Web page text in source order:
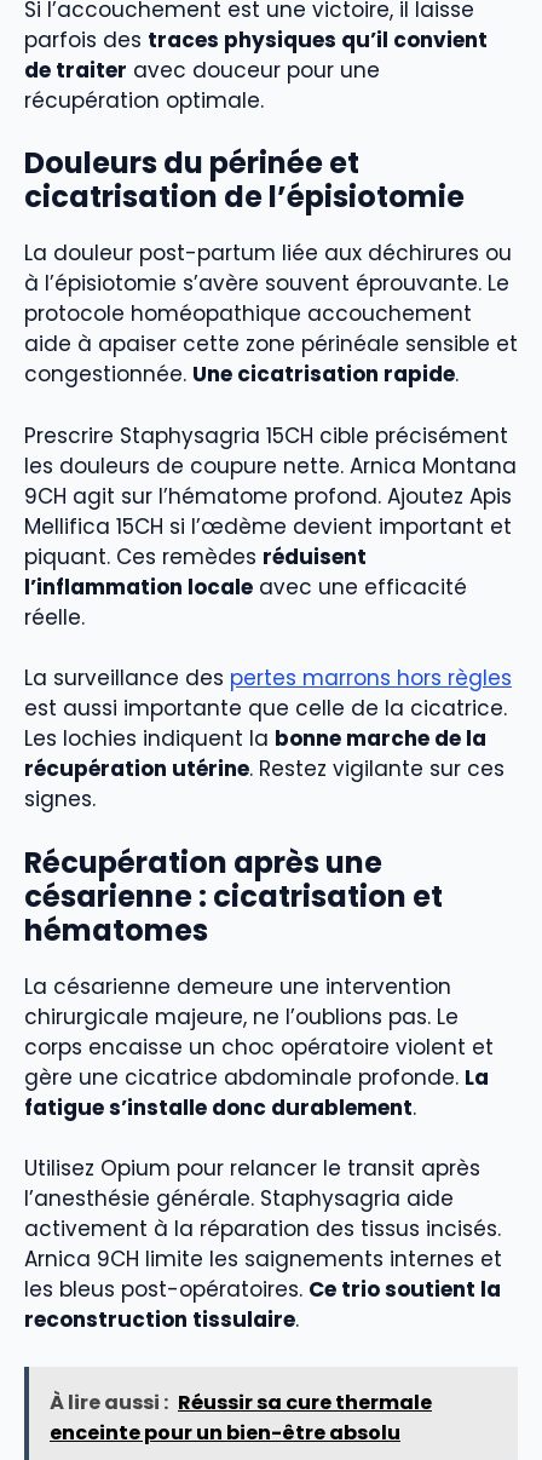
Si l’accouchement est une victoire, il laisse
parfois des traces physiques qu’il convient
de traiter avec douceur pour une
récupération optimale.
Douleurs du périnée et
cicatrisation de l’épisiotomie
La douleur post-partum liée aux déchirures ou
à l’épisiotomie s’avère souvent éprouvante. Le
protocole homéopathique accouchement
aide à apaiser cette zone périnéale sensible et
congestionnée. Une cicatrisation rapide.
Prescrire Staphysagria 15CH cible précisément
les douleurs de coupure nette. Arnica Montana
9CH agit sur l’hématome profond. Ajoutez Apis
Mellifica 15CH si l’œdème devient important et
piquant. Ces remèdes réduisent
l’inflammation locale avec une efficacité
réelle.
La surveillance des pertes marrons hors règles
est aussi importante que celle de la cicatrice.
Les lochies indiquent la bonne marche de la
récupération utérine. Restez vigilante sur ces
signes.
Récupération après une
césarienne : cicatrisation et
hématomes
La césarienne demeure une intervention
chirurgicale majeure, ne l’oublions pas. Le
corps encaisse un choc opératoire violent et
gère une cicatrice abdominale profonde. La
fatigue s’installe donc durablement.
Utilisez Opium pour relancer le transit après
l’anesthésie générale. Staphysagria aide
activement à la réparation des tissus incisés.
Arnica 9CH limite les saignements internes et
les bleus post-opératoires. Ce trio soutient la
reconstruction tissulaire.
À lire aussi : Réussir sa cure thermale
enceinte pour un bien-être absolu